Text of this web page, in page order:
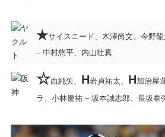
★サイスニード、木澤尚文、今野
– 中村悠平、内山壮真
☆西純矢、 H岩貞祐太、 H加治屋
ラ、小林慶祐 – 坂本誠志郎、長坂拳